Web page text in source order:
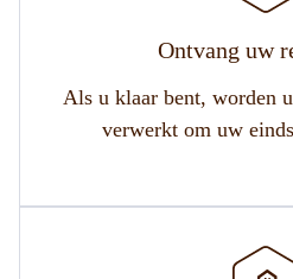
Ontvang uw
Als u klaar bent, worden
verwerkt om uw